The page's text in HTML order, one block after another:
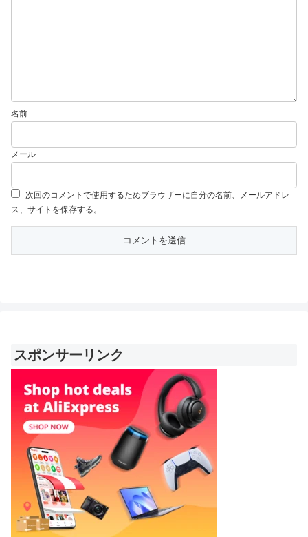
名前
メール
次回のコメントで使用するためブラウザーに自分の名前、メールアドレ
ス、サイトを保存する。
スポンサーリンク